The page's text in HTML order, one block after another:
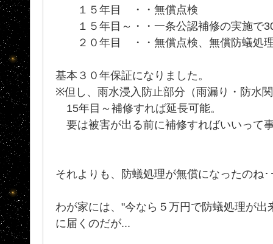
１５年目 ・・無償点検
１５年目～・・一条公認補修の実施で
２０年目 ・・無償点検、無償防蟻処
基本３０年保証になりました。
※但し、雨水浸入防止部分（雨漏り・防水
15年目～補修すれば延長可能。
要は被害が出る前に補修すればいいって
それよりも、防蟻処理が無償になったのね･
わが家には、"今なら５万円で防蟻処理が出
に届くのだが...